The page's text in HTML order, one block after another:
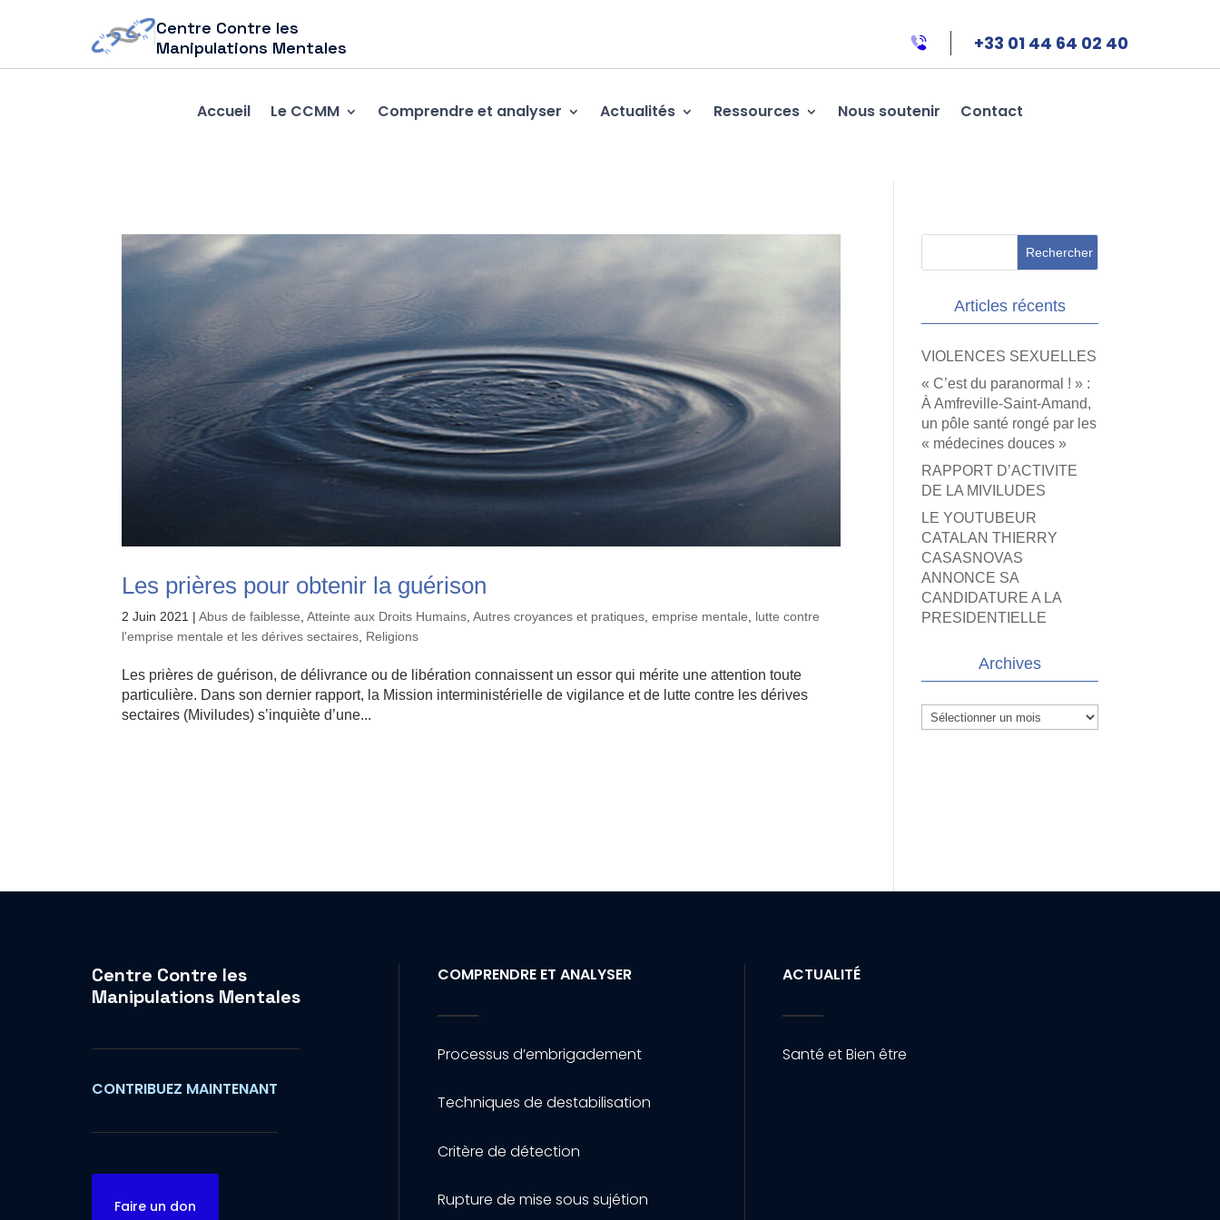
Centre Contre les
Manipulations Mentales
+33 01 44 64 02 40
Accueil Le CCMM Comprendre et analyser Actualités Ressources Nous soutenir Contact
Les prières pour obtenir la guérison
2 Juin 2021 |Abus de faiblesse ,Atteinte aux Droits Humains ,Autres croyances et pratiques ,emprise mentale
lutte contre
l'emprise mentale et les dérives sectaires Religions
Les prières de guérison, de délivrance ou de libération connaissent un essor qui mérite une attention toute
particulière. Dans son dernier rapport, la Mission interministérielle de vigilance et de lutte contre les dérives
sectaires (Miviludes) s’inquiète d’une...
Articles récents
VIOLENCES SEXUELLES
« C’est du paranormal ! » :
À Amfreville-Saint-Amand,
un pôle santé rongé par les
« médecines douces »
RAPPORT D’ACTIVITE
DE LA MIVILUDES
LE YOUTUBEUR
CATALAN THIERRY
CASASNOVAS
ANNONCE SA
CANDIDATURE A LA
PRESIDENTIELLE
Archives
Archives
Centre Contre les
Manipulations Mentales
CONTRIBUEZ MAINTENANT
Faire un don
COMPRENDRE ET ANALYSER
Processus d’embrigadement
Techniques de destabilisation
Critère de détection
Rupture de mise sous sujétion
ACTUALITÉ
Santé et Bien être